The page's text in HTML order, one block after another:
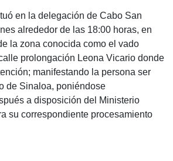
en la delegación de Cabo San
alrededor de las 18:00 horas, en
la zona conocida como el vado
prolongación Leona Vicario donde
manifestando la persona ser
de Sinaloa, poniéndose
a disposición del Ministerio
su correspondiente procesamiento